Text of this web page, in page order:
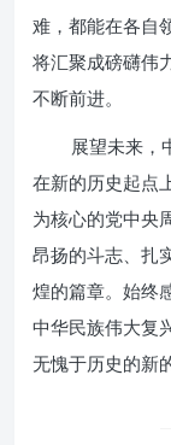
难，都能在各自
将汇聚成磅礴伟
不断前进。
展望未来，
在新的历史起点
为核心的党中央
昂扬的斗志、扎
煌的篇章。始终
中华民族伟大复
无愧于历史的新